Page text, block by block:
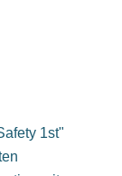
1st"